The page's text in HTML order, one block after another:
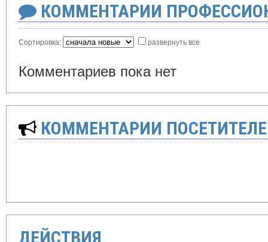
КОММЕНТАРИИ
Сортировка: развернуть все
Комментариев пока нет
КОММЕНТАРИИ
ДЕЙСТВИЯ